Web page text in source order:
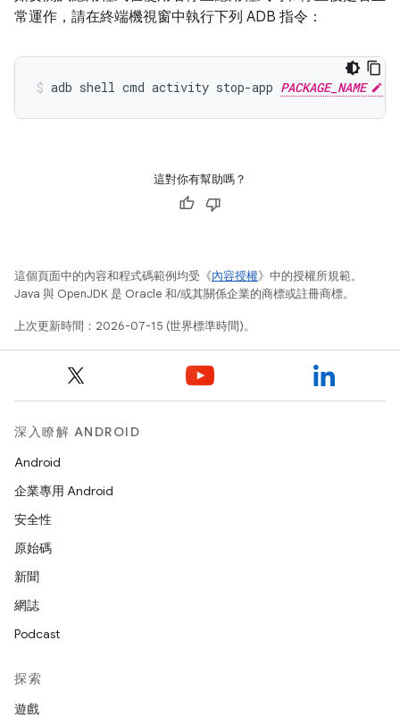
常運作，請在終端機視窗中執行下列 ADB 指令：
adb shell cmd activity stop-app PACKAGE_NAME
這對你有幫助嗎？
這個頁面中的內容和程式碼範例均受《內容授權》中的授權所規範。
Java 與 OpenJDK 是 Oracle 和/或其關係企業的商標或註冊商標。
上次更新時間：2026-07-15 (世界標準時間)。
深入瞭解 ANDROID
Android
企業專用 Android
安全性
原始碼
新聞
網誌
Podcast
探索
遊戲